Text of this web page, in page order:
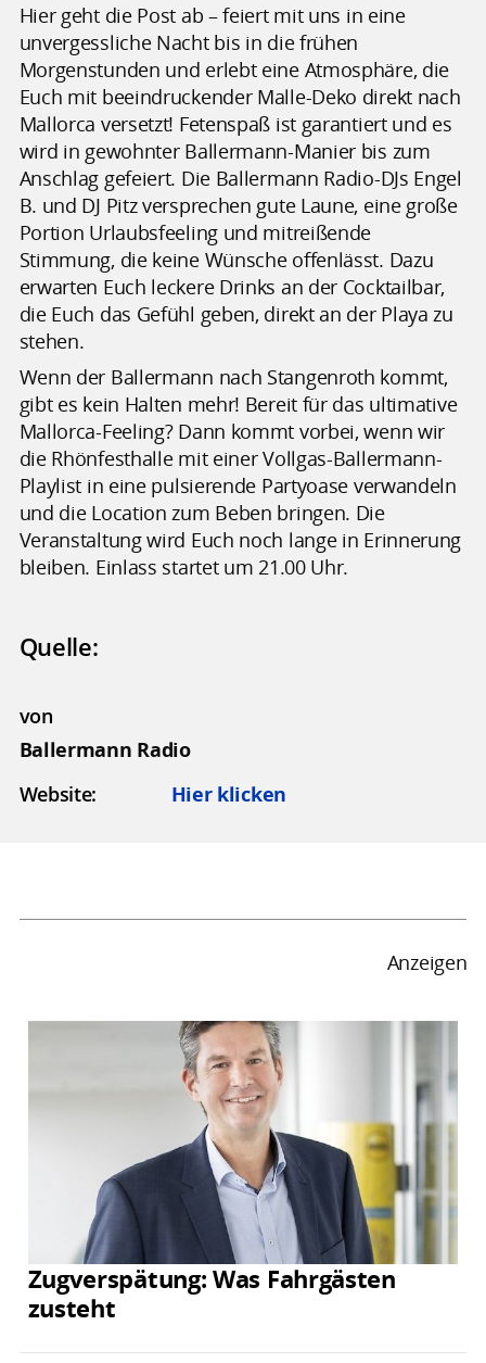
Hier geht die Post ab – feiert mit uns in eine
unvergessliche Nacht bis in die frühen
Morgenstunden und erlebt eine Atmosphäre, die
Euch mit beeindruckender Malle-Deko direkt nach
Mallorca versetzt! Fetenspaß ist garantiert und es
wird in gewohnter Ballermann-Manier bis zum
Anschlag gefeiert. Die Ballermann Radio-DJs Engel
B. und DJ Pitz versprechen gute Laune, eine große
Portion Urlaubsfeeling und mitreißende
Stimmung, die keine Wünsche offenlässt. Dazu
erwarten Euch leckere Drinks an der Cocktailbar,
die Euch das Gefühl geben, direkt an der Playa zu
stehen.
Wenn der Ballermann nach Stangenroth kommt,
gibt es kein Halten mehr! Bereit für das ultimative
Mallorca-Feeling? Dann kommt vorbei, wenn wir
die Rhönfesthalle mit einer Vollgas-Ballermann-
Playlist in eine pulsierende Partyoase verwandeln
und die Location zum Beben bringen. Die
Veranstaltung wird Euch noch lange in Erinnerung
bleiben. Einlass startet um 21.00 Uhr.
Quelle:
von
Ballermann Radio
Website:
Hier klicken
Anzeigen
Zugverspätung: Was Fahrgästen
zusteht